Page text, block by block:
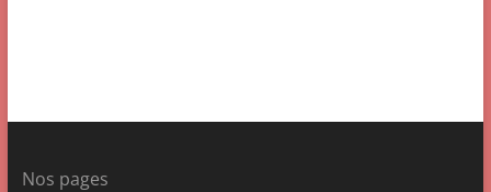
Nos pages